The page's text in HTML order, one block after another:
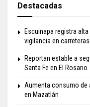
Destacadas
Escuinapa registra
vigilancia en carreteras
Reportan estable a
Santa Fe en El Rosario
Aumenta consumo de
en Mazatlán